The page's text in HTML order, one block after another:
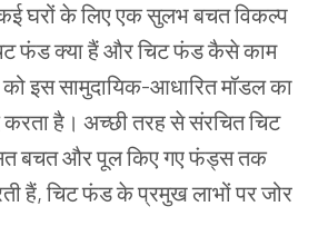
घरों के लिए एक सुलभ बचत विकल्प
फंड क्या हैं और चिट फंड कैसे काम
को इस सामुदायिक-आधारित मॉडल का
है। अच्छी तरह से संरचित चिट
बचत और पूल किए गए फंड्स तक
हैं, चिट फंड के प्रमुख लाभों पर जोर